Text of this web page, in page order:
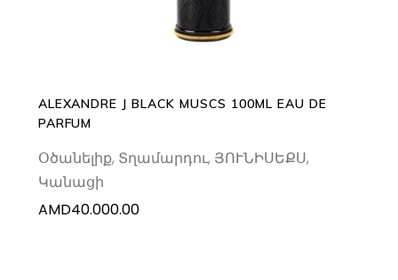
ALEXANDRE J BLACK MUSCS 100ML EAU DE
PARFUM
Օծանելիք, Տղամարդու, ՅՈՒՆԻՍԵՔՍ,
Կանացի
AMD40.000.00